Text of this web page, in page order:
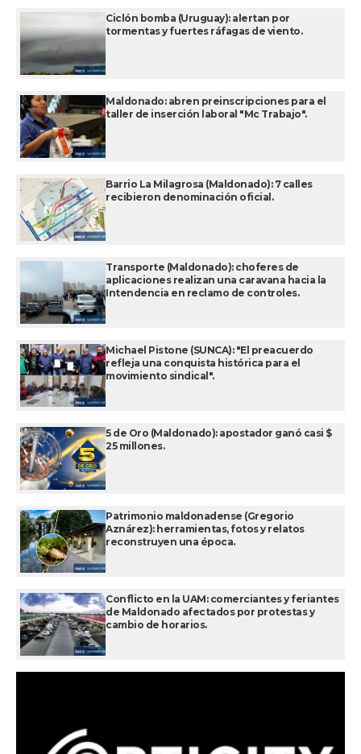
Ciclón bomba (Uruguay): alertan por
tormentas y fuertes ráfagas de viento.
Maldonado: abren preinscripciones para el
taller de inserción laboral "Mc Trabajo".
Barrio La Milagrosa (Maldonado): 7 calles
recibieron denominación oficial.
Transporte (Maldonado): choferes de
aplicaciones realizan una caravana hacia la
Intendencia en reclamo de controles.
Michael Pistone (SUNCA): "El preacuerdo
refleja una conquista histórica para el
movimiento sindical".
5 de Oro (Maldonado): apostador ganó casi $
25 millones.
Patrimonio maldonadense (Gregorio
Aznárez): herramientas, fotos y relatos
reconstruyen una época.
Conflicto en la UAM: comerciantes y feriantes
de Maldonado afectados por protestas y
cambio de horarios.